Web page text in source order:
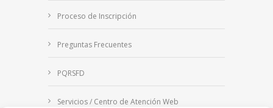
Proceso de Inscripción
Preguntas Frecuentes
PQRSFD
Servicios / Centro de Atención Web